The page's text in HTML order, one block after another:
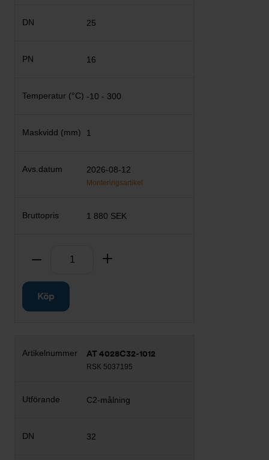
25
16
-10 - 300
1
2026-08-12
Monteringsartikel
1 880 SEK
Ta bort
Köp
AT 4028C32-1012
RSK 5037195
C2-målning
32